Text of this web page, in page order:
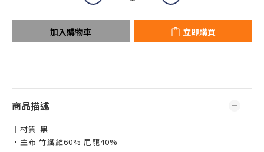
加入購物車 立即購買
商品描述
︱材質-黑︱
・主布 竹纖維60% 尼龍40%